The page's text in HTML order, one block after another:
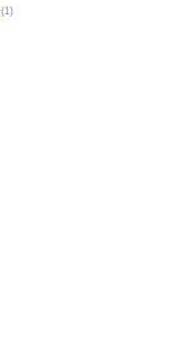
(1)